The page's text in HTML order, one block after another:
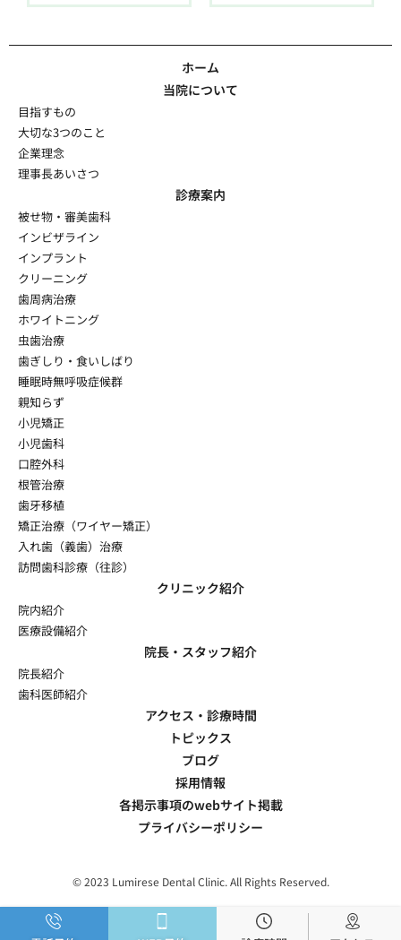
ホーム
当院について
目指すもの
大切な3つのこと
企業理念
理事長あいさつ
診療案内
被せ物・審美歯科
インビザライン
インプラント
クリーニング
歯周病治療
ホワイトニング
虫歯治療
歯ぎしり・食いしばり
睡眠時無呼吸症候群
親知らず
小児矯正
小児歯科
口腔外科
根管治療
歯牙移植
矯正治療（ワイヤー矯正）
入れ歯（義歯）治療
訪問歯科診療（往診）
クリニック紹介
院内紹介
医療設備紹介
院長・スタッフ紹介
院長紹介
歯科医師紹介
アクセス・診療時間
トピックス
ブログ
採用情報
各掲示事項のwebサイト掲載
プライバシーポリシー
© 2023 Lumirese Dental Clinic. All Rights Reserved.